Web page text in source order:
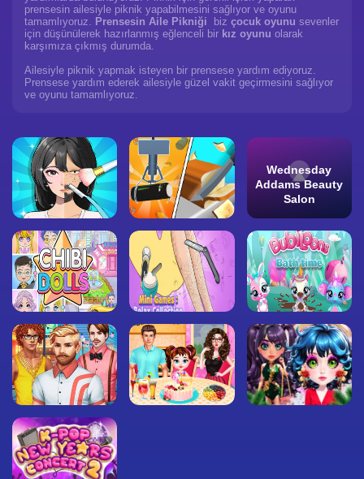
prensesin ailesiyle piknik yapabilmesini sağlıyor ve oyunu
tamamlıyoruz. Prensesin Aile Pikniği biz çocuk oyunu sevenler
için düşünülerek hazırlanmış eğlenceli bir kız oyunu olarak
karşımıza çıkmış durumda.
Ailesiyle piknik yapmak isteyen bir prensese yardım ediyoruz.
Prensese yardım ederek ailesiyle güzel vakit geçirmesini sağlıyor
ve oyunu tamamlıyoruz.
Wednesday
Addams Beauty
Salon